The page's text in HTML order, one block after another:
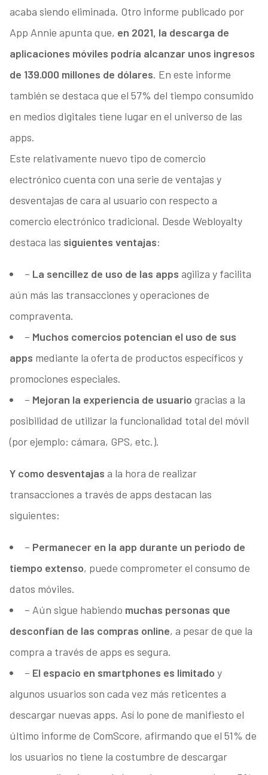
acaba siendo eliminada. Otro informe publicado por
App Annie apunta que, en 2021, la descarga de
aplicaciones móviles podría alcanzar unos ingresos
de 139.000 millones de dólares. En este informe
también se destaca que el 57% del tiempo consumido
en medios digitales tiene lugar en el universo de las
apps.
Este relativamente nuevo tipo de comercio
electrónico cuenta con una serie de ventajas y
desventajas de cara al usuario con respecto a
comercio electrónico tradicional. Desde Webloyalty
destaca las siguientes ventajas:
– La sencillez de uso de las apps agiliza y facilita
aún más las transacciones y operaciones de
compraventa.
– Muchos comercios potencian el uso de sus
apps mediante la oferta de productos específicos y
promociones especiales.
– Mejoran la experiencia de usuario gracias a la
posibilidad de utilizar la funcionalidad total del móvil
(por ejemplo: cámara, GPS, etc.).
Y como desventajas a la hora de realizar
transacciones a través de apps destacan las
siguientes:
– Permanecer en la app durante un periodo de
tiempo extenso, puede comprometer el consumo de
datos móviles.
– Aún sigue habiendo muchas personas que
desconfían de las compras online, a pesar de que la
compra a través de apps es segura.
– El espacio en smartphones es limitado y
algunos usuarios son cada vez más reticentes a
descargar nuevas apps. Así lo pone de manifiesto el
último informe de ComScore, afirmando que el 51% de
los usuarios no tiene la costumbre de descargar